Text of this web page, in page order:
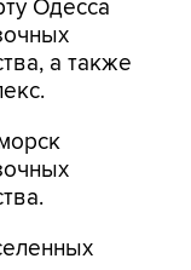
Одесса
а также